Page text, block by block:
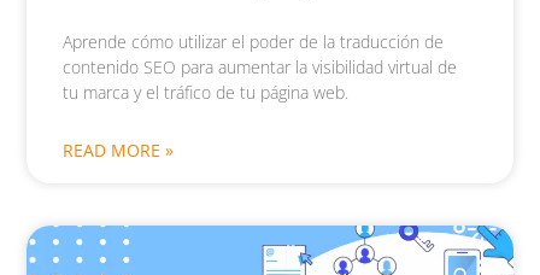
Aprende cómo utilizar el poder de la traducción de
contenido SEO para aumentar la visibilidad virtual de
tu marca y el tráfico de tu página web.
READ MORE »